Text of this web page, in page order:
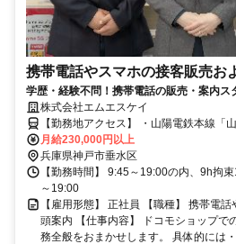
携帯電話やスマホの接客販売お
学歴・経験不問！携帯電話の販売・案内スタ
据えて長く働ける環境と制度が整っていま
株式会社エムエスケイ
【勤務地アクセス】 ・山陽電鉄本線「
JR神戸線「垂水駅」より徒歩約3分 ・
徒歩約15分
月給230,000円以上
兵庫県神戸市垂水区
【勤務時間】 9:45～19:00の内、9h拘
～19:00
【雇用形態】 正社員 【職種】 携帯電
頭案内 【仕事内容】 ドコモショップで
務全般をおまかせします。 具体的には